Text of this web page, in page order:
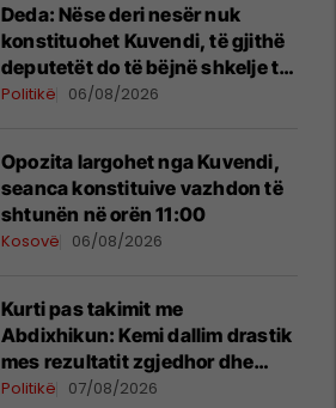
Deda: Nëse deri nesër nuk
konstituohet Kuvendi, të gjithë
deputetët do të bëjnë shkelje të
rëndë kushtetuese
Politikë 06/08/2026
Opozita largohet nga Kuvendi,
seanca konstituive vazhdon të
shtunën në orën 11:00
Kosovë 06/08/2026
Kurti pas takimit me
Abdixhikun: Kemi dallim drastik
mes rezultatit zgjedhor dhe
kërkesave të LDK-së
Politikë 07/08/2026